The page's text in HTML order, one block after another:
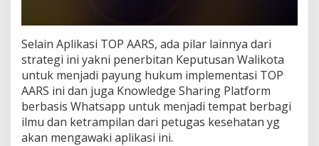
Selain Aplikasi TOP AARS, ada pilar lainnya dari
strategi ini yakni penerbitan Keputusan Walikota
untuk menjadi payung hukum implementasi TOP
AARS ini dan juga Knowledge Sharing Platform
berbasis Whatsapp untuk menjadi tempat berbagi
ilmu dan ketrampilan dari petugas kesehatan yg
akan mengawaki aplikasi ini.